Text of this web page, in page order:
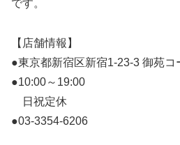
です。
【店舗情報】
●東京都新宿区新宿1-23-3 御苑コ
●10:00～19:00
日祝定休
●03-3354-6206